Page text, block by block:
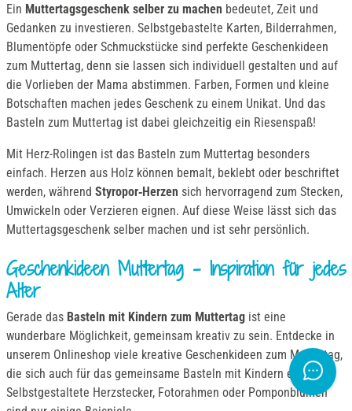
Ein Muttertagsgeschenk selber zu machen bedeutet, Zeit und
Gedanken zu investieren. Selbstgebastelte Karten, Bilderrahmen,
Blumentöpfe oder Schmuckstücke sind perfekte Geschenkideen
zum Muttertag, denn sie lassen sich individuell gestalten und auf
die Vorlieben der Mama abstimmen. Farben, Formen und kleine
Botschaften machen jedes Geschenk zu einem Unikat. Und das
Basteln zum Muttertag ist dabei gleichzeitig ein Riesenspaß!
Mit Herz-Rolingen ist das Basteln zum Muttertag besonders
einfach. Herzen aus Holz können bemalt, beklebt oder beschriftet
werden, während Styropor‑Herzen sich hervorragend zum Stecken,
Umwickeln oder Verzieren eignen. Auf diese Weise lässt sich das
Muttertagsgeschenk selber machen und ist sehr persönlich.
Geschenkideen Muttertag – Inspiration für jedes
Alter
Gerade das Basteln mit Kindern zum Muttertag ist eine
wunderbare Möglichkeit, gemeinsam kreativ zu sein. Entdecke in
unserem Onlineshop viele kreative Geschenkideen zum Muttertag,
die sich auch für das gemeinsame Basteln mit Kindern eignen.
Selbstgestaltete Herzstecker, Fotorahmen oder Pomponblumen